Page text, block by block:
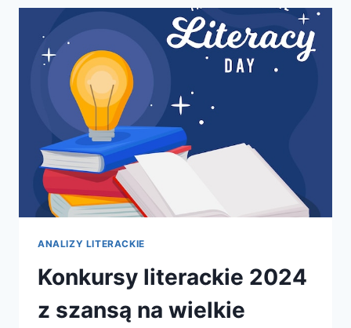
RÓŻNORODNOŚĆ
ZNACZENIE
ANALIZY LITERACKIE
Konkursy literackie 2024
z szansą na wielkie